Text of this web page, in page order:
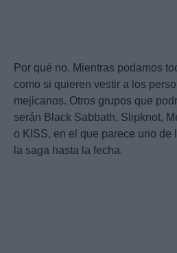
Por qué no. Mientras podamos
como si quieren vestir a los
mejicanos. Otros grupos que
serán Black Sabbath, Slipknot,
o KISS, en el que parece uno de
la saga hasta la fecha.